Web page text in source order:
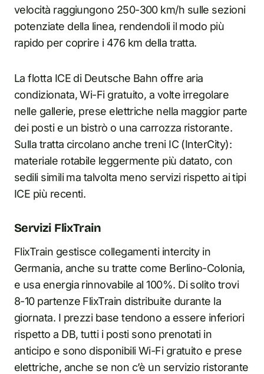
velocità raggiungono 250-300 km/h sulle sezioni
potenziate della linea, rendendoli il modo più
rapido per coprire i 476 km della tratta.
La flotta ICE di Deutsche Bahn offre aria
condizionata, Wi-Fi gratuito, a volte irregolare
nelle gallerie, prese elettriche nella maggior parte
dei posti e un bistrò o una carrozza ristorante.
Sulla tratta circolano anche treni IC (InterCity):
materiale rotabile leggermente più datato, con
sedili simili ma talvolta meno servizi rispetto ai tipi
ICE più recenti.
Servizi FlixTrain
FlixTrain gestisce collegamenti intercity in
Germania, anche su tratte come Berlino-Colonia,
e usa energia rinnovabile al 100%. Di solito trovi
8-10 partenze FlixTrain distribuite durante la
giornata. I prezzi base tendono a essere inferiori
rispetto a DB, tutti i posti sono prenotati in
anticipo e sono disponibili Wi-Fi gratuito e prese
elettriche, anche se non c’è un servizio ristorante